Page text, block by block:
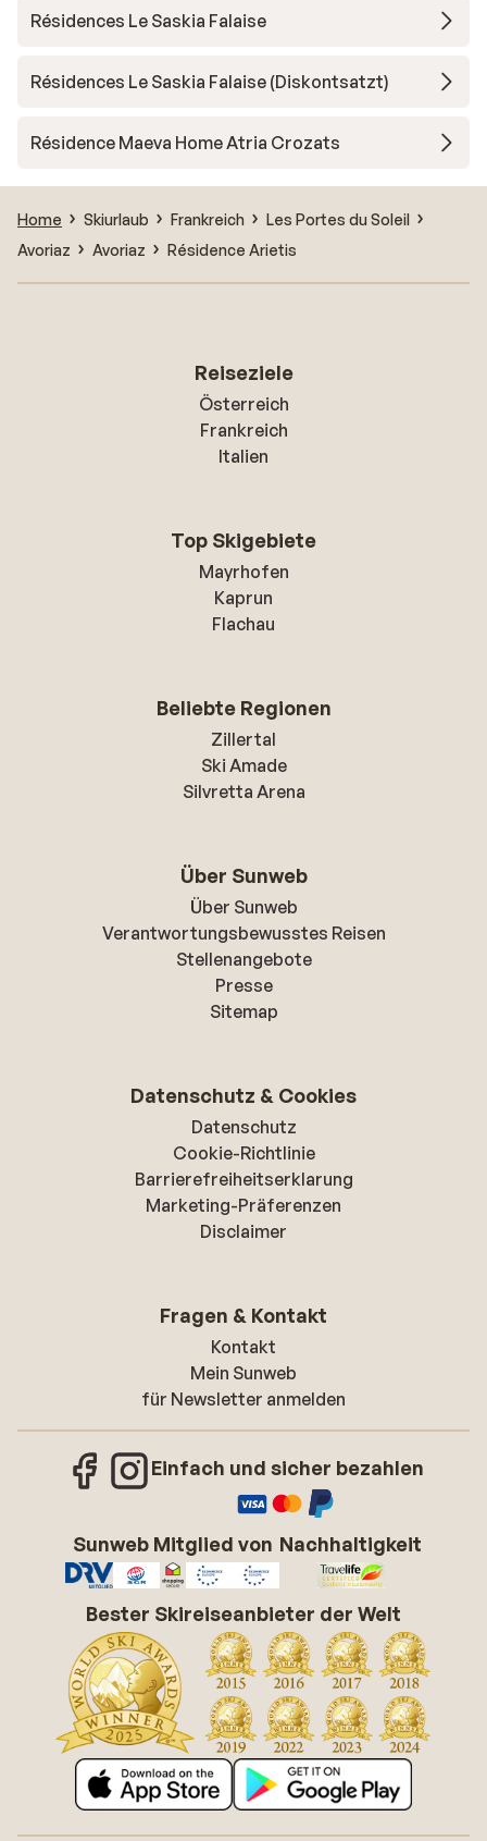
Résidences Le Saskia Falaise
Résidences Le Saskia Falaise (Diskontsatzt)
Résidence Maeva Home Atria Crozats
Home Skiurlaub Frankreich
Les Portes du Soleil
Avoriaz
Avoriaz Résidence Arietis
Reiseziele
Österreich
Frankreich
Italien
Top Skigebiete
Mayrhofen
Kaprun
Flachau
Beliebte Regionen
Zillertal
Ski Amade
Silvretta Arena
Über Sunweb
Über Sunweb
Verantwortungsbewusstes Reisen
Stellenangebote
Presse
Sitemap
Datenschutz & Cookies
Datenschutz
Cookie-Richtlinie
Barrierefreiheitserklarung
Marketing-Präferenzen
Disclaimer
Fragen & Kontakt
Kontakt
Mein Sunweb
für Newsletter anmelden
Einfach und sicher bezahlen
Sunweb Mitglied von Nachhaltigkeit
Bester Skireiseanbieter der Welt